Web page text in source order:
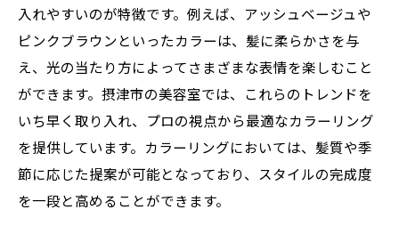
入れやすいのが特徴です。例えば、アッシュベージュや
ピンクブラウンといったカラーは、髪に柔らかさを与
え、光の当たり方によってさまざまな表情を楽しむこと
ができます。摂津市の美容室では、これらのトレンドを
いち早く取り入れ、プロの視点から最適なカラーリング
を提供しています。カラーリングにおいては、髪質や季
節に応じた提案が可能となっており、スタイルの完成度
を一段と高めることができます。